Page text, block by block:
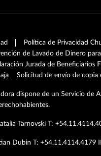
Política de Privacidad
de Lavado de Dinero
Jurada de Beneficiarios
Solicitud de envío de copia
dispone de un Servicio de
Tarnovski T:
Dubin T: +54.11.4114.4179